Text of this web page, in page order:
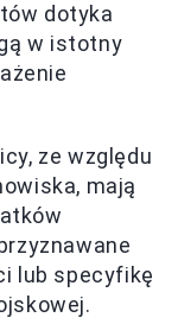
dotyka
w istotny
ze względu
mają
lub specyfikę